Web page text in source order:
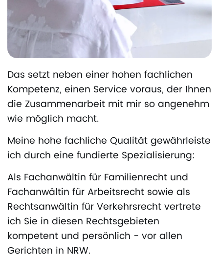
Das setzt neben einer hohen fachlichen
Kompetenz, einen Service voraus, der Ihnen
die Zusammenarbeit mit mir so angenehm
wie möglich macht.
Meine hohe fachliche Qualität gewährleiste
ich durch eine fundierte Spezialisierung:
Als Fachanwältin für Familienrecht und
Fachanwältin für Arbeitsrecht sowie als
Rechtsanwältin für Verkehrsrecht vertrete
ich Sie in diesen Rechtsgebieten
kompetent und persönlich - vor allen
Gerichten in NRW.